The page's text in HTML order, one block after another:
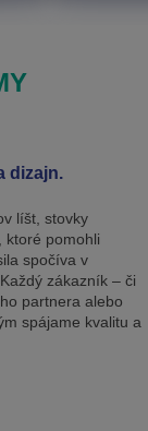
dizajn.
líšt, stovky
ktoré pomohli
spočíva v
zákazník – či
partnera alebo
spájame kvalitu a